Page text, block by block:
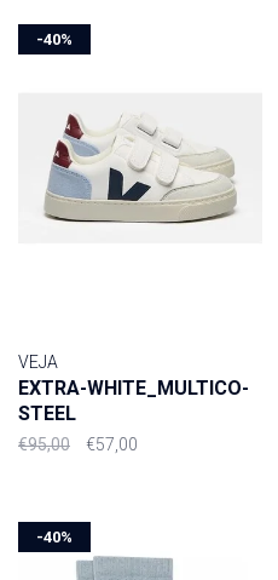
-40%
VEJA
EXTRA-WHITE_MULTICO-
STEEL
€95,00 €57,00
-40%